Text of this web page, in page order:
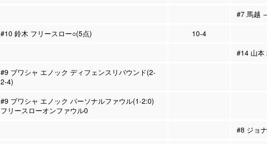
#7 馬越
#10 鈴木 フリースロー○(5点)
10-4
#14 山本
#9 ブワシャ エノック ディフェンスリバウンド(2-
2-4)
#9 ブワシャ エノック パーソナルファウル(1-2:0)
フリースローオンファウル0
#8 ジョ